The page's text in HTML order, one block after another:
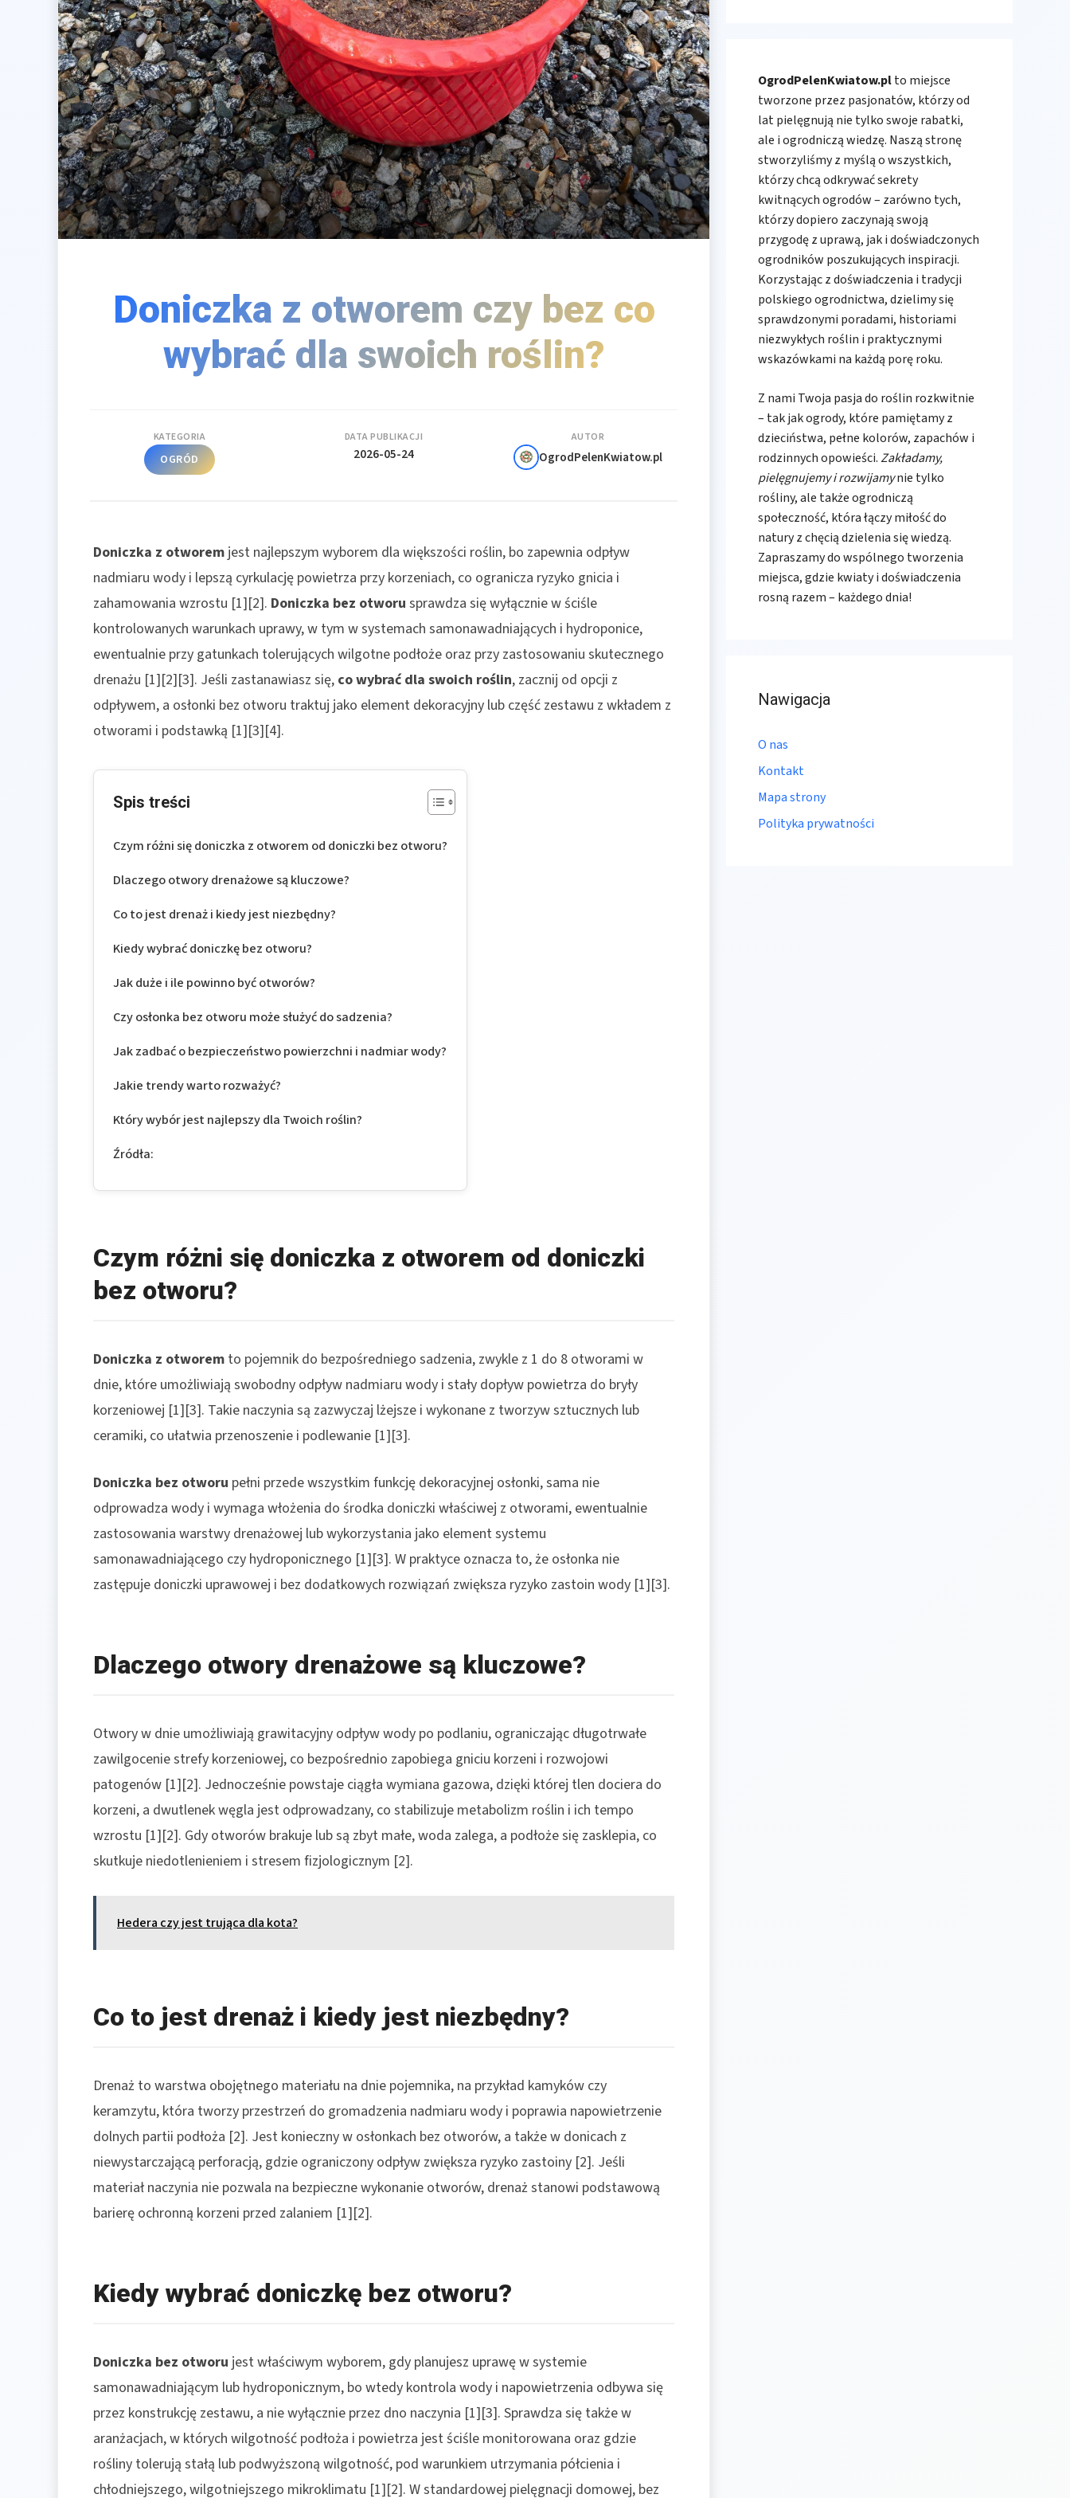
Doniczka z otworem czy bez co
wybrać dla swoich roślin?
KATEGORIA
OGRÓD
DATA PUBLIKACJI
2026-05-24
AUTOR
OgrodPelenKwiatow.pl
Doniczka z otworem jest najlepszym wyborem dla większości roślin, bo zapewnia odpływ
nadmiaru wody i lepszą cyrkulację powietrza przy korzeniach, co ogranicza ryzyko gnicia i
zahamowania wzrostu [1][2]. Doniczka bez otworu sprawdza się wyłącznie w ściśle
kontrolowanych warunkach uprawy, w tym w systemach samonawadniających i hydroponice,
ewentualnie przy gatunkach tolerujących wilgotne podłoże oraz przy zastosowaniu skutecznego
drenażu [1][2][3]. Jeśli zastanawiasz się, co wybrać dla swoich roślin, zacznij od opcji z
odpływem, a osłonki bez otworu traktuj jako element dekoracyjny lub część zestawu z wkładem z
otworami i podstawką [1][3][4].
Spis treści
Czym różni się doniczka z otworem od doniczki bez otworu?
Dlaczego otwory drenażowe są kluczowe?
Co to jest drenaż i kiedy jest niezbędny?
Kiedy wybrać doniczkę bez otworu?
Jak duże i ile powinno być otworów?
Czy osłonka bez otworu może służyć do sadzenia?
Jak zadbać o bezpieczeństwo powierzchni i nadmiar wody?
Jakie trendy warto rozważyć?
Który wybór jest najlepszy dla Twoich roślin?
Źródła:
Czym różni się doniczka z otworem od doniczki
bez otworu?
Doniczka z otworem to pojemnik do bezpośredniego sadzenia, zwykle z 1 do 8 otworami w
dnie, które umożliwiają swobodny odpływ nadmiaru wody i stały dopływ powietrza do bryły
korzeniowej [1][3]. Takie naczynia są zazwyczaj lżejsze i wykonane z tworzyw sztucznych lub
ceramiki, co ułatwia przenoszenie i podlewanie [1][3].
Doniczka bez otworu pełni przede wszystkim funkcję dekoracyjnej osłonki, sama nie
odprowadza wody i wymaga włożenia do środka doniczki właściwej z otworami, ewentualnie
zastosowania warstwy drenażowej lub wykorzystania jako element systemu
samonawadniającego czy hydroponicznego [1][3]. W praktyce oznacza to, że osłonka nie
zastępuje doniczki uprawowej i bez dodatkowych rozwiązań zwiększa ryzyko zastoin wody [1][3].
Dlaczego otwory drenażowe są kluczowe?
Otwory w dnie umożliwiają grawitacyjny odpływ wody po podlaniu, ograniczając długotrwałe
zawilgocenie strefy korzeniowej, co bezpośrednio zapobiega gniciu korzeni i rozwojowi
patogenów [1][2]. Jednocześnie powstaje ciągła wymiana gazowa, dzięki której tlen dociera do
korzeni, a dwutlenek węgla jest odprowadzany, co stabilizuje metabolizm roślin i ich tempo
wzrostu [1][2]. Gdy otworów brakuje lub są zbyt małe, woda zalega, a podłoże się zasklepia, co
skutkuje niedotlenieniem i stresem fizjologicznym [2].
Hedera czy jest trująca dla kota?
Co to jest drenaż i kiedy jest niezbędny?
Drenaż to warstwa obojętnego materiału na dnie pojemnika, na przykład kamyków czy
keramzytu, która tworzy przestrzeń do gromadzenia nadmiaru wody i poprawia napowietrzenie
dolnych partii podłoża [2]. Jest konieczny w osłonkach bez otworów, a także w donicach z
niewystarczającą perforacją, gdzie ograniczony odpływ zwiększa ryzyko zastoiny [2]. Jeśli
materiał naczynia nie pozwala na bezpieczne wykonanie otworów, drenaż stanowi podstawową
barierę ochronną korzeni przed zalaniem [1][2].
Kiedy wybrać doniczkę bez otworu?
Doniczka bez otworu jest właściwym wyborem, gdy planujesz uprawę w systemie
samonawadniającym lub hydroponicznym, bo wtedy kontrola wody i napowietrzenia odbywa się
przez konstrukcję zestawu, a nie wyłącznie przez dno naczynia [1][3]. Sprawdza się także w
aranżacjach, w których wilgotność podłoża i powietrza jest ściśle monitorowana oraz gdzie
rośliny tolerują stałą lub podwyższoną wilgotność, pod warunkiem utrzymania półcienia i
chłodniejszego, wilgotniejszego mikroklimatu [1][2]. W standardowej pielęgnacji domowej, bez
OgrodPelenKwiatow.plto miejsce
tworzone przez pasjonatów, którzy od
lat pielęgnują nie tylko swoje rabatki,
ale i ogrodniczą wiedzę. Naszą stronę
stworzyliśmy z myślą o wszystkich,
którzy chcą odkrywać sekrety
kwitnących ogrodów – zarówno tych,
którzy dopiero zaczynają swoją
przygodę z uprawą, jak i doświadczonych
ogrodników poszukujących inspiracji.
Korzystając z doświadczenia i tradycji
polskiego ogrodnictwa, dzielimy się
sprawdzonymi poradami, historiami
niezwykłych roślin i praktycznymi
wskazówkami na każdą porę roku.
Z nami Twoja pasja do roślin rozkwitnie
– tak jak ogrody, które pamiętamy z
dzieciństwa, pełne kolorów, zapachów i
rodzinnych opowieści.Zakładamy,
pielęgnujemy i rozwijamynie tylko
rośliny, ale także ogrodniczą
społeczność, która łączy miłość do
natury z chęcią dzielenia się wiedzą.
Zapraszamy do wspólnego tworzenia
miejsca, gdzie kwiaty i doświadczenia
rosną razem – każdego dnia!
Nawigacja
O nas
Kontakt
Mapa strony
Polityka prywatności